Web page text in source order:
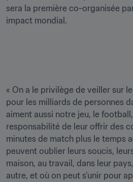
sera la première co-organisée
impact mondial.
« On a le privilège de veiller sur
pour les milliards de personnes
aiment aussi notre jeu, le
responsabilité de leur offrir des
minutes de match plus le temps
peuvent oublier leurs soucis,
maison, au travail, dans leur
autre, et où on peut s’unir pour